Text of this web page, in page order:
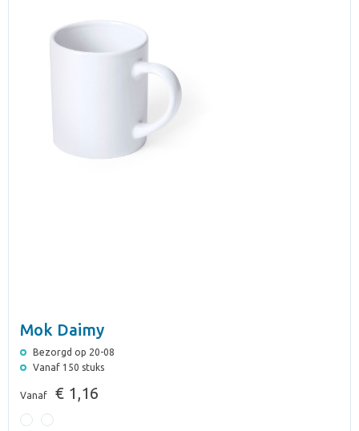
Mok Daimy
Bezorgd op 20-08
Vanaf 150 stuks
Vanaf € 1,16